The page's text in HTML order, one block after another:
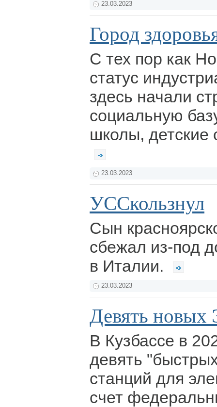
23.03.2023
Город
С тех пор как
статус
здесь начали
социальную
школы,
23.03.2023
УССкользнул
Сын
сбежал из-под
в Италии.
23.03.2023
Девять новых
В Кузбассе в
девять
станций для
счет